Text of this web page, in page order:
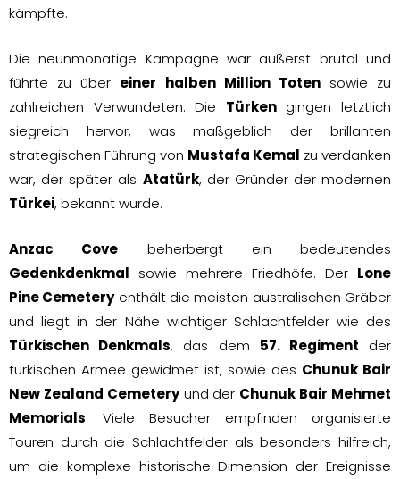
kämpfte.
Die neunmonatige Kampagne war äußerst brutal und
führte zu über einer halben Million Totensowie zu
zahlreichen Verwundeten. Die Türkengingen letztlich
siegreich hervor, was maßgeblich der brillanten
strategischen Führung von Mustafa Kemal zu verdanken
war, der später als Atatürk, der Gründer der modernen
Türkei, bekannt wurde.
Anzac Cove beherbergt ein bedeutendes
Gedenkdenkmal sowie mehrere Friedhöfe. Der Lone
Pine Cemeteryenthält die meisten australischen Gräber
und liegt in der Nähe wichtiger Schlachtfelder wie des
Türkischen Denkmals, das dem 57. Regiment der
türkischen Armee gewidmet ist, sowie des Chunuk Bair
New Zealand Cemeteryund der Chunuk Bair Mehmet
Memorials. Viele Besucher empfinden organisierte
Touren durch die Schlachtfelder als besonders hilfreich,
um die komplexe historische Dimension der Ereignisse